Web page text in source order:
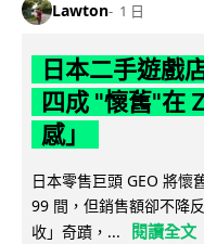
Lawton 1 日
日本二手遊戲
四成 "懷舊"在
感」
日本零售巨頭 GEO 將懷
99 間，但銷售額卻不降
收」奇蹟，...
閱讀全文